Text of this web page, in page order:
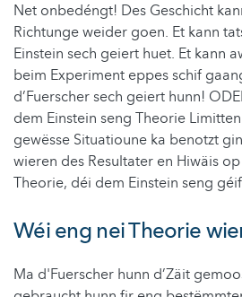
Net onbedéngt! Des Geschicht
Richtunge weider goen. Et kann
Einstein sech geiert huet. Et kann
beim Experiment eppes schif
d’Fuerscher sech geiert hunn!
dem Einstein seng Theorie
gewësse Situatioune ka benotzt
wieren des Resultater en Hiwäis
Theorie, déi dem Einstein seng géif
Wéi eng nei Theorie
Ma d'Fuerscher hunn d’Zäit